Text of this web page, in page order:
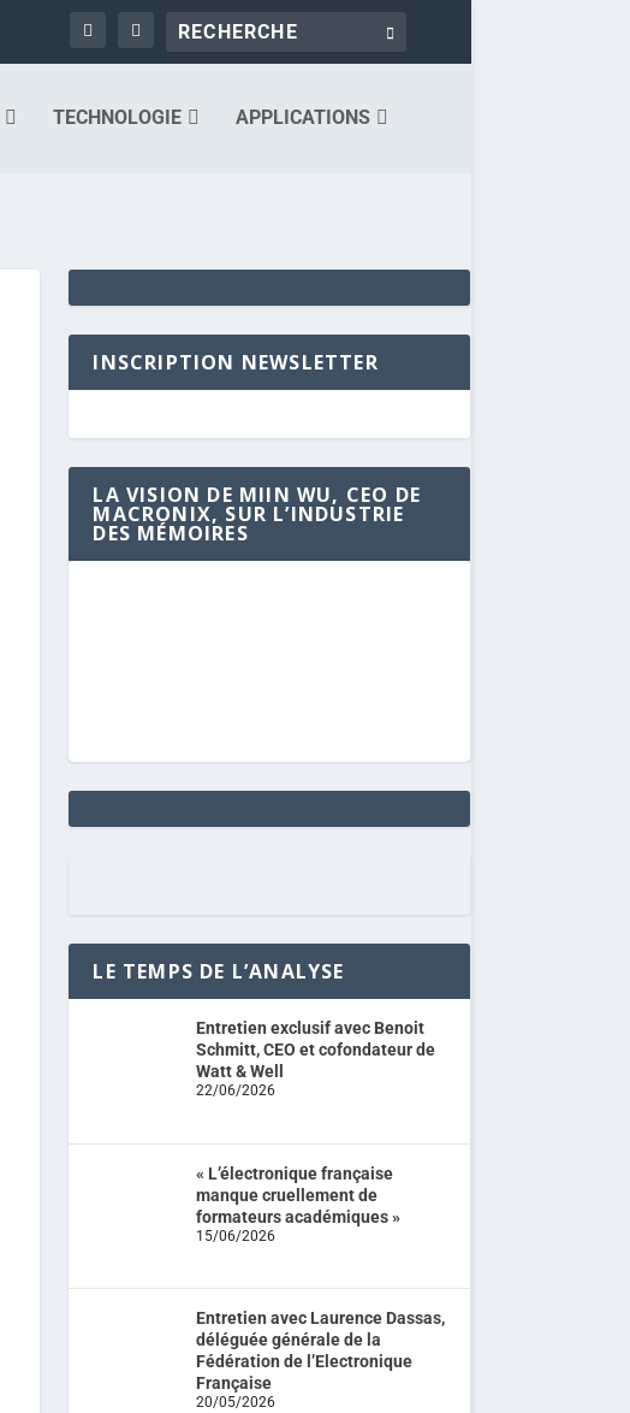
TECHNOLOGIE APPLICATIONS
INSCRIPTION NEWSLETTER
LA VISION DE MIIN WU, CEO DE
MACRONIX, SUR L’INDUSTRIE
DES MÉMOIRES
LE TEMPS DE L’ANALYSE
Entretien exclusif avec Benoit
Schmitt, CEO et cofondateur de
Watt & Well
22/06/2026
« L’électronique française
manque cruellement de
formateurs académiques »
15/06/2026
Entretien avec Laurence Dassas,
déléguée générale de la
Fédération de l’Electronique
Française
20/05/2026